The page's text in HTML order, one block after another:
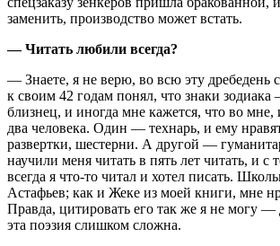
заменить, производство может встать.
— Читать любили всегда?
— Знаете, я не верю, во всю эту дребедень
к своим 42 годам понял, что знаки
близнец, и иногда мне кажется, что во мне,
два человека. Один — технарь, и ему
развертки, шестерни. А другой —
научили меня читать в пять лет читать, и с
всегда я что-то читал и хотел писать.
Астафьев; как и Жеке из моей книги, мне
Правда, цитировать его так же я не могу —
эта поэзия слишком сложна.